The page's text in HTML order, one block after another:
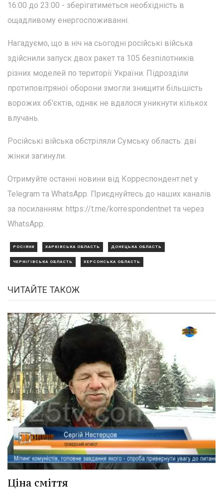
16:00 до 23:00 - зберігатиметься необхідність в
ощадливому енергоспоживанні.
Нагадуємо, що в ніч на сьогодні російські війська
здійснили запуск двох ракет та 105 безпілотників
різних моделей по території України. Підрозділи
протиповітряної оборони змогли знищити більшість
ворожих об'єктів, однак не вдалося уникнути кількох
влучань.
Російські війська обстріляли Сумську область: дві
жінки загинули.
Отримуйте останні новини від Корреспондент.net у
Telegram та WhatsApp. Приєднуйтесь до наших каналів
за посиланням: https://t.me/korrespondentnet та через
WhatsApp.
РОСІЯНИ ХАРКІВСЬКА ОБЛАСТЬ ДОНЕЦЬКА ОБЛАСТЬ
ЧЕРНІГІВСЬКА ОБЛАСТЬ ХЕРСОНСЬКА ОБЛАСТЬ
ЧИТАЙТЕ ТАКОЖ
Ціна сміття